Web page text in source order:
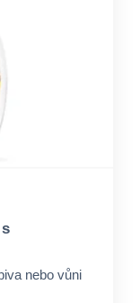
nebo vůni